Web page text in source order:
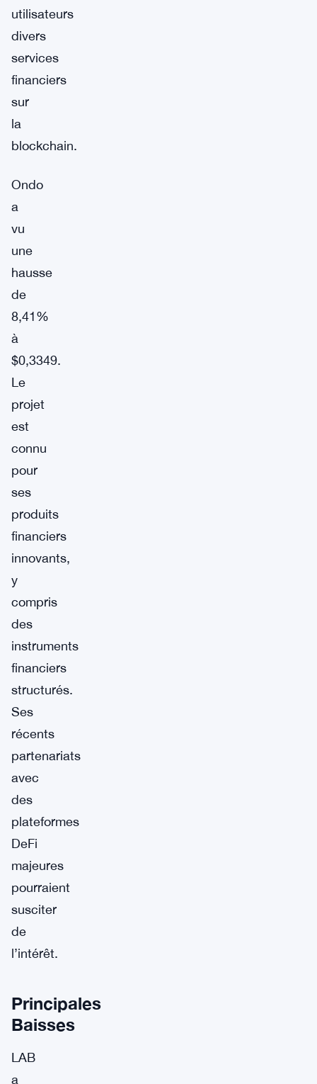
utilisateurs
divers
services
financiers
sur
la
blockchain.
Ondo
a
vu
une
hausse
de
8,41%
à
$0,3349.
Le
projet
est
connu
pour
ses
produits
financiers
innovants,
y
compris
des
instruments
financiers
structurés.
Ses
récents
partenariats
avec
des
plateformes
DeFi
majeures
pourraient
susciter
de
l’intérêt.
Principales
Baisses
LAB
a